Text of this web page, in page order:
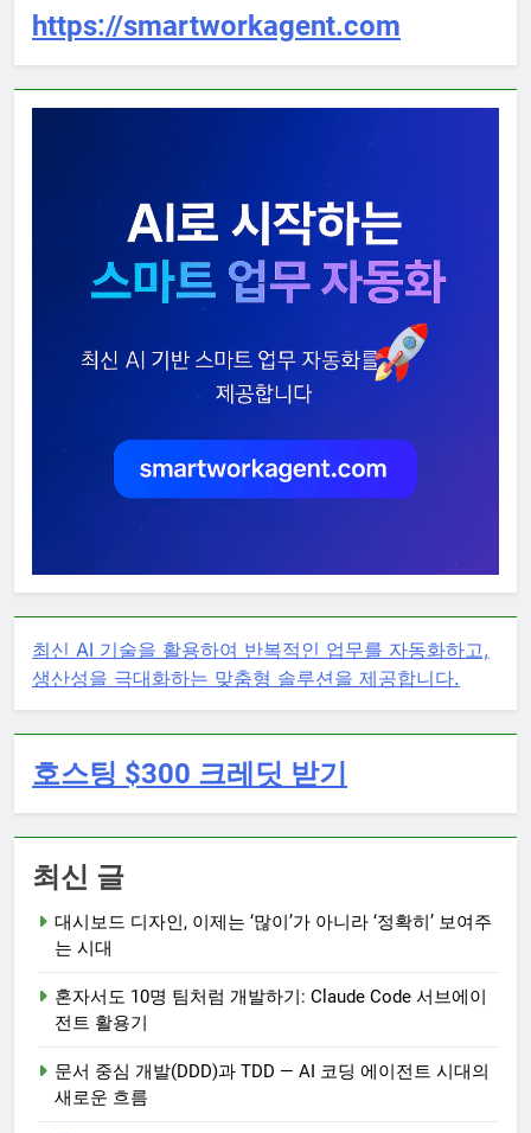
https://smartworkagent.com
최신 AI 기술을 활용하여 반복적인 업무를 자동화하고,
생산성을 극대화하는 맞춤형 솔루션을 제공합니다.
호스팅 $300 크레딧 받기
최신 글
대시보드 디자인, 이제는 ‘많이’가 아니라 ‘정확히’ 보여주
는 시대
혼자서도 10명 팀처럼 개발하기: Claude Code 서브에이
전트 활용기
문서 중심 개발(DDD)과 TDD — AI 코딩 에이전트 시대의
새로운 흐름